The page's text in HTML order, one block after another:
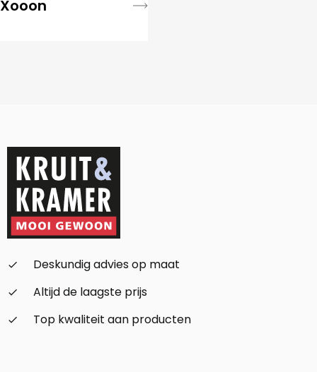
Xooon
check_small
Deskundig advies op maat
check_small
Altijd de laagste prijs
check_small
Top kwaliteit aan producten